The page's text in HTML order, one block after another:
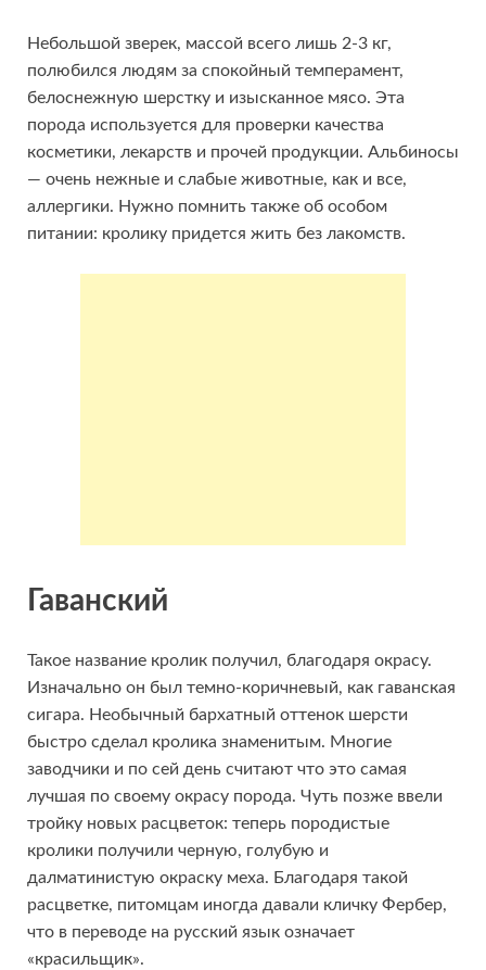
Небольшой зверек, массой всего лишь 2-3 кг,
полюбился людям за спокойный темперамент,
белоснежную шерстку и изысканное мясо. Эта
порода используется для проверки качества
косметики, лекарств и прочей продукции. Альбиносы
— очень нежные и слабые животные, как и все,
аллергики. Нужно помнить также об особом
питании: кролику придется жить без лакомств.
Гаванский
Такое название кролик получил, благодаря окрасу.
Изначально он был темно-коричневый, как гаванская
сигара. Необычный бархатный оттенок шерсти
быстро сделал кролика знаменитым. Многие
заводчики и по сей день считают что это самая
лучшая по своему окрасу порода. Чуть позже ввели
тройку новых расцветок: теперь породистые
кролики получили черную, голубую и
далматинистую окраску меха. Благодаря такой
расцветке, питомцам иногда давали кличку Фербер,
что в переводе на русский язык означает
«красильщик».